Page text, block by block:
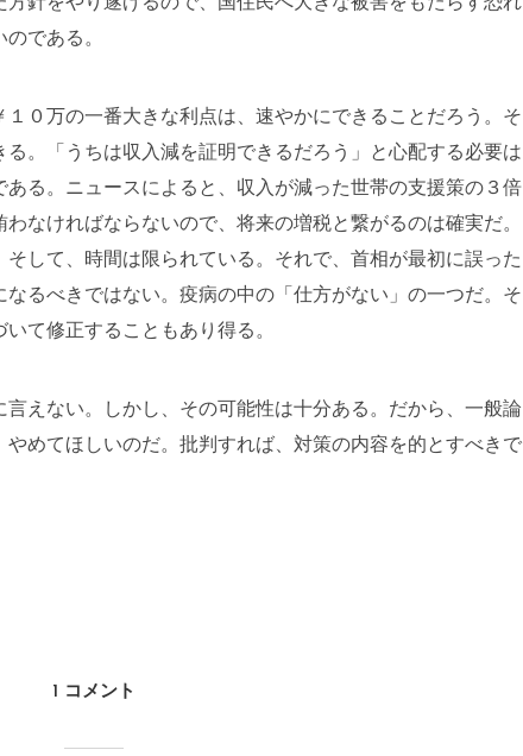
である。
０万の一番大きな利点は、速やかにできることだろう。そ
。「うちは収入減を証明できるだろう」と心配する必要は
る。ニュースによると、収入が減った世帯の支援策の３倍
なければならないので、将来の増税と繋がるのは確実だ。
して、時間は限られている。それで、首相が最初に誤った
るべきではない。疫病の中の「仕方がない」の一つだ。そ
て修正することもあり得る。
えない。しかし、その可能性は十分ある。だから、一般論
めてほしいのだ。批判すれば、対策の内容を的とすべきで
1 コメント